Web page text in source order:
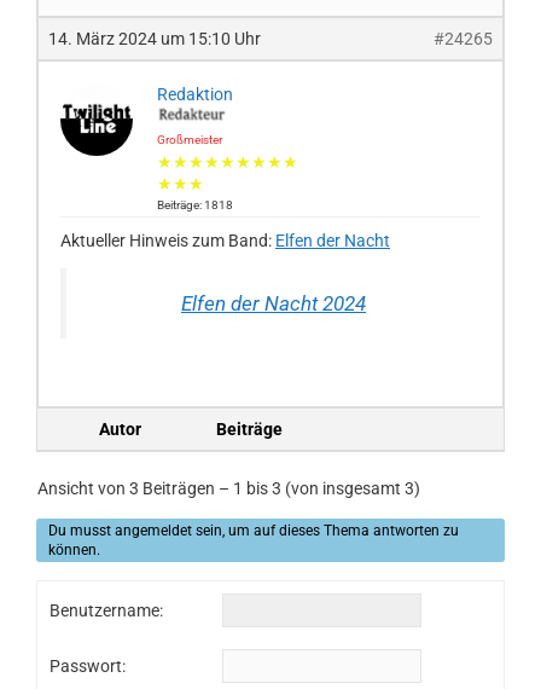
14. März 2024 um 15:10 Uhr #24265
Redaktion
Großmeister
★★★★★★★★★
★★★
Beiträge: 1818
Aktueller Hinweis zum Band: Elfen der Nacht
Elfen der Nacht 2024
Autor Beiträge
Ansicht von 3 Beiträgen – 1 bis 3 (von insgesamt 3)
Du musst angemeldet sein, um auf dieses Thema antworten zu
können.
Benutzername:
Passwort: